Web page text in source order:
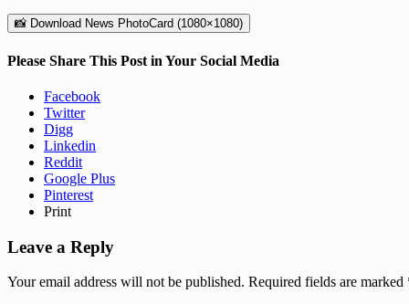
📸 Download News PhotoCard (1080×1080)
Please Share This Post in Your Social Media
Facebook
Twitter
Digg
Linkedin
Reddit
Google Plus
Pinterest
Print
Leave a Reply
Your email address will not be published. Required fields are marked